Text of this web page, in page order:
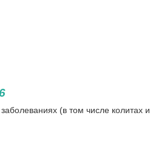
(в том числе колитах и